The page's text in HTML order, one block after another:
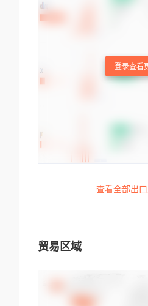
登录查看
查看全部出
贸易区域